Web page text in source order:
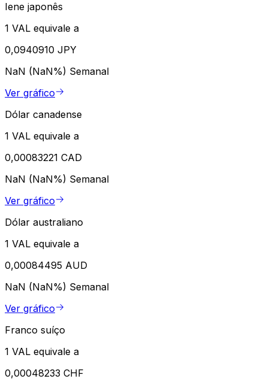
Iene japonês
1 VAL equivale a
0,0940910 JPY
NaN (NaN%) Semanal
Ver gráfico
Dólar canadense
1 VAL equivale a
0,00083221 CAD
NaN (NaN%) Semanal
Ver gráfico
Dólar australiano
1 VAL equivale a
0,00084495 AUD
NaN (NaN%) Semanal
Ver gráfico
Franco suíço
1 VAL equivale a
0,00048233 CHF